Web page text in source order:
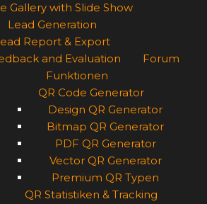
Gallery with Slide Show
Lead Generation
Report & Export
and Evaluation
Forum
Funktionen
QR Code Generator
Design QR Generator
Bitmap QR Generator
PDF QR Generator
Vector QR Generator
Premium QR Typen
QR Statistiken & Tracking